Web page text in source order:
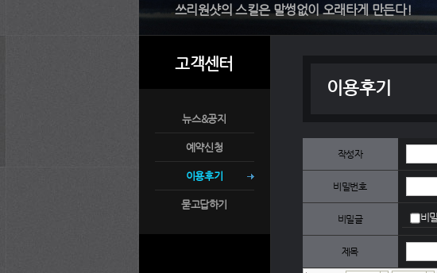
쓰리원샷의 스킬은 말썽없이 오래타게 만든다!
고객센터
뉴스&공지
예약신청
이용후기
묻고답하기
이용후기
작성자
비밀번호
비밀글 비
제목